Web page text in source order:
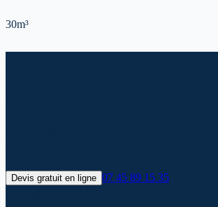
30m³
Devis gratuit en ligne 07 45 89 15 35